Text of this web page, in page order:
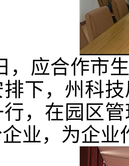
，应合作市
下，州科
，在园区
业，为企业